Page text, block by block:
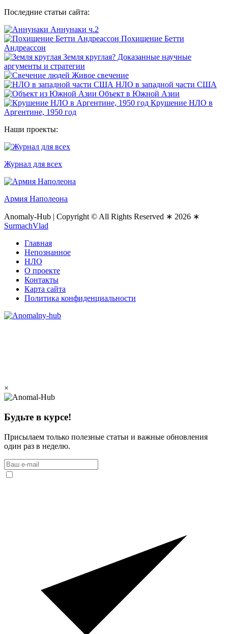
Последние статьи сайта:
Аннунаки ч.2
Похищение Бетти
Андреассон
Земля круглая? Доказанные научные
аргументы и стратегии
Живое свечение
НЛО в западной части США
Объект в Южной Азии
Крушение НЛО в
Аргентине, 1950 год
Наши проекты:
Журнал для всех
Армия Наполеона
Anomaly-Hub | Copyright © All Rights Reserved ∗ 2026 ∗
SurmachVlad
Главная
Непознанное
НЛО
О проекте
Контакты
Карта сайта
Политика конфиденциальности
×
Будьте в курсе!
Присылаем только полезные статьи и важные обновления
один раз в неделю.